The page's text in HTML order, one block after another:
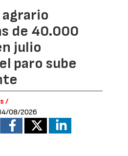
agrario
de 40.000
julio
paro sube
/
08/2026